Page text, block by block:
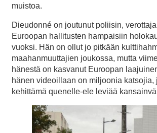
muistoa.
Dieudonné on joutunut poliisin,
Euroopan hallitusten hampaisiin
vuoksi. Hän on ollut jo pitkään
maahanmuuttajien joukossa, mutta
hänestä on kasvanut Euroopan
hänen videoillaan on miljoonia katsojia,
kehittämä quenelle-ele leviää